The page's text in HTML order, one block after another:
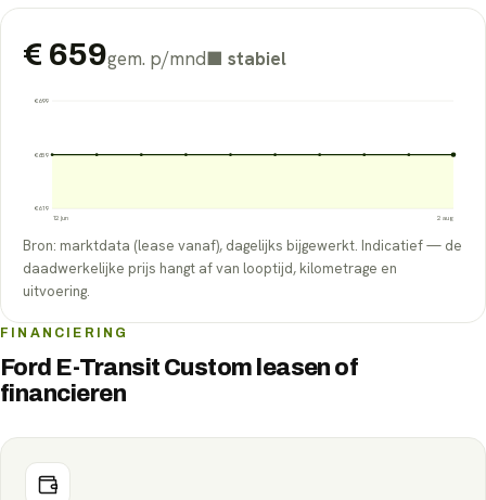
€ 659gem. p/mnd■ stabiel
€699
€659
€619
12 jun
2 aug
Bron: marktdata (lease vanaf), dagelijks bijgewerkt. Indicatief — de
daadwerkelijke prijs hangt af van looptijd, kilometrage en
uitvoering.
FINANCIERING
Ford E-Transit Custom leasen of
financieren